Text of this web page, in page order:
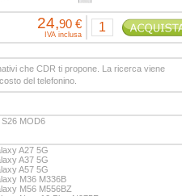
24,90 €
IVA inclusa
che CDR ti propone. La ricerca viene
del telefonino.
S26 MOD6
A27 5G
A37 5G
A57 5G
M36 M336B
M56 M556BZ